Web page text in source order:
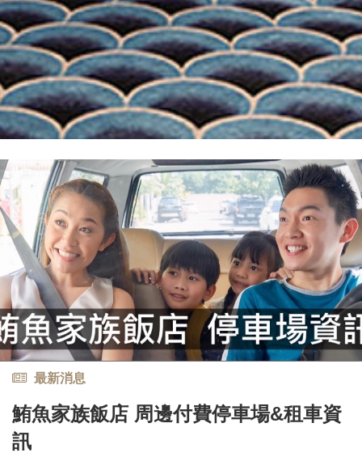
最新消息
鮪魚家族飯店 周邊付費停車場&租車資
訊